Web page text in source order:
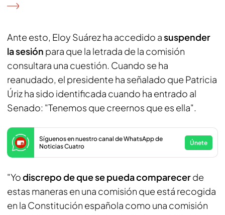
Ante esto, Eloy Suárez ha accedido asuspender
la sesión para que la letrada de la comisión
consultara una cuestión. Cuando se ha
reanudado, el presidente ha señalado que Patricia
Úriz ha sido identificada cuando ha entrado al
Senado: "Tenemos que creernos que es ella".
Síguenos en nuestro canal de WhatsApp de
Noticias Cuatro
Únete
"Yodiscrepo de que se pueda comparecerde
estas maneras en una comisión que está recogida
en la Constitución española como una comisión